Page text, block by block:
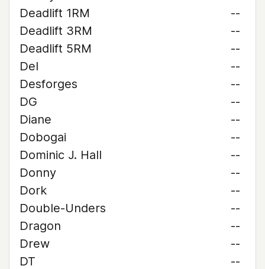
Deadlift 1RM
--
Deadlift 3RM
--
Deadlift 5RM
--
Del
--
Desforges
--
DG
--
Diane
--
Dobogai
--
Dominic J. Hall
--
Donny
--
Dork
--
Double-Unders
--
Dragon
--
Drew
--
DT
--